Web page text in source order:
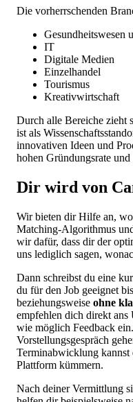
Die vorherrschenden
Gesundheitswesen
IT
Digitale Medien
Einzelhandel
Tourismus
Kreativwirtschaft
Durch alle Bereiche zieht
ist als
innovativen Ideen und
hohen Gründungsrate
Dir wird von
Wir bieten dir Hilfe an,
Matching-Algorithmus
wir dafür, dass dir der
uns lediglich sagen,
Dann schreibst du eine
du für den Job geeignet
beziehungsweise ohne
empfehlen dich direkt ans
wie möglich Feedback
Vorstellungsgespräch
Terminabwicklung
Plattform kümmern.
Nach deiner Vermittlung